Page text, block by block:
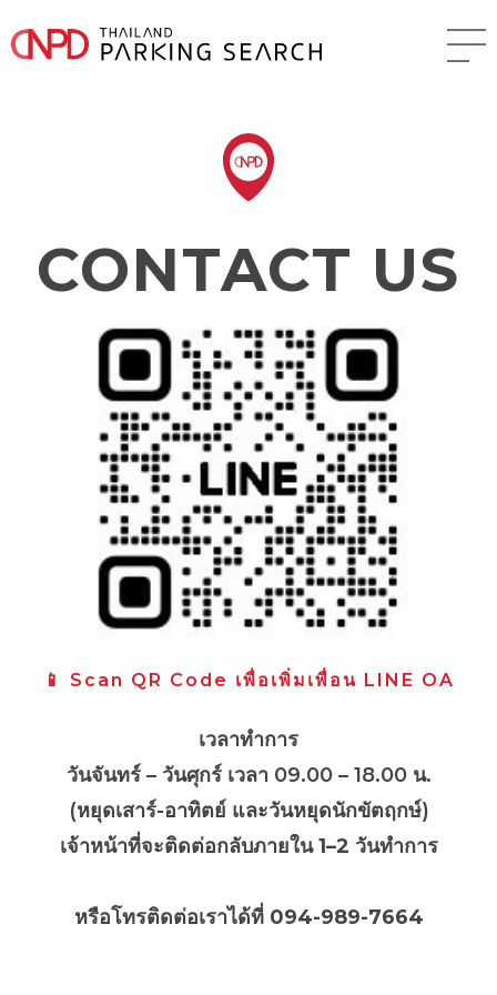
CONTACT US
📱 Scan QR Code เพื่อเพิ่มเพื่อน LINE OA
เวลาทำการ
วันจันทร์ – วันศุกร์ เวลา 09.00 – 18.00 น.
(หยุดเสาร์-อาทิตย์ และวันหยุดนักขัตฤกษ์)
เจ้าหน้าที่จะติดต่อกลับภายใน1–2 วันทำการ
หรือโทรติดต่อเราได้ที่ 094-989-7664